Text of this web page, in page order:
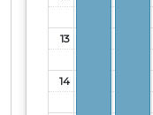
13
14